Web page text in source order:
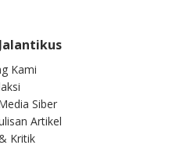
Kami
Siber
Artikel
Kritik